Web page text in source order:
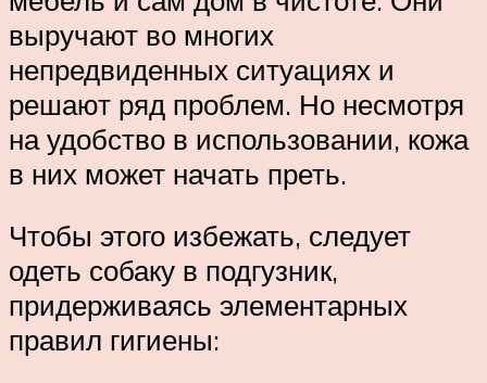
выручают во многих
непредвиденных ситуациях и
решают ряд проблем. Но несмотря
на удобство в использовании, кожа
в них может начать преть.
Чтобы этого избежать, следует
одеть собаку в подгузник,
придерживаясь элементарных
правил гигиены: